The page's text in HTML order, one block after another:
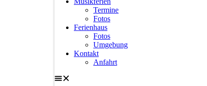
Termine
Fotos
Ferienhaus
Fotos
Umgebung
Kontakt
Anfahrt